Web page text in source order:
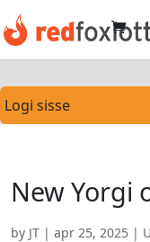
Logi sisse
New Yorgi
by JT | apr 25, 2025 |